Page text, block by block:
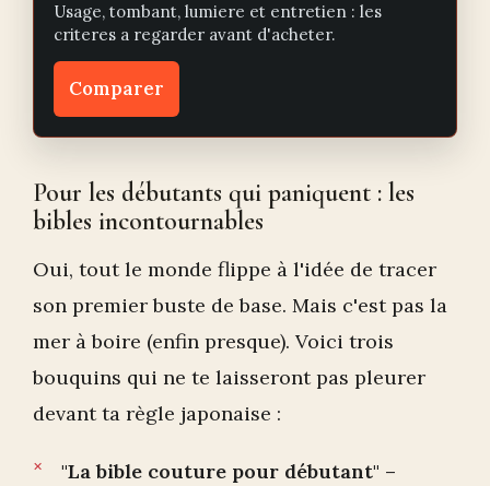
Usage, tombant, lumiere et entretien : les
criteres a regarder avant d'acheter.
Comparer
Pour les débutants qui paniquent : les
bibles incontournables
Oui, tout le monde flippe à l'idée de tracer
son premier buste de base. Mais c'est pas la
mer à boire (enfin presque). Voici trois
bouquins qui ne te laisseront pas pleurer
devant ta règle japonaise :
"La bible couture pour débutant" –